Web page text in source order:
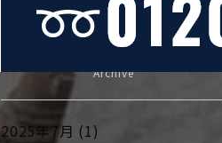
アーカイブ
Archive
2025年7月 (1)